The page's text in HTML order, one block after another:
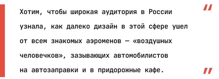
Хотим, чтобы широкая аудитория в России
узнала, как далеко дизайн в этой сфере ушел
от всем знакомых аэроменов — «воздушных
человечков», зазывающих автомобилистов
на автозаправки и в придорожные кафе.